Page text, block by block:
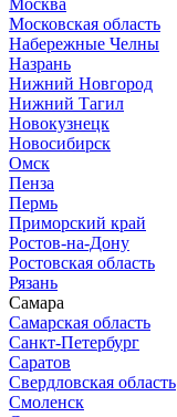
Московская область
Набережные Челны
Назрань
Нижний Новгород
Нижний Тагил
Новокузнецк
Новосибирск
Омск
Пенза
Пермь
Приморский край
Ростов-на-Дону
Ростовская область
Рязань
Самара
Самарская область
Санкт-Петербург
Саратов
Свердловская область
Смоленск